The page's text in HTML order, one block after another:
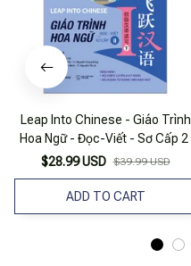
Leap Into Chinese - Giáo Trình
Hoa Ngữ - Đọc-Viết - Sơ Cấp 2
$28.99 USD $39.99 USD
ADD TO CART